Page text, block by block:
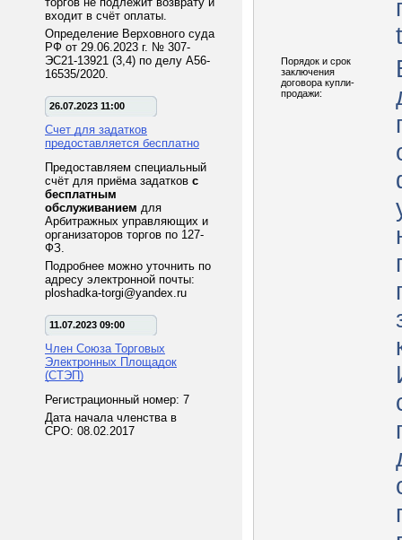
входит в счёт оплаты.
Определение Верховного суда
РФ от 29.06.2023 г. № 307-
ЭС21-13921 (3,4) по делу А56-
16535/2020.
26.07.2023 11:00
Счет для задатков
предоставляется бесплатно
Предоставляем специальный
счёт для приёма задатков с
бесплатным
обслуживанием для
Арбитражных управляющих и
организаторов торгов по 127-
ФЗ.
Подробнее можно уточнить по
адресу электронной почты:
ploshadka-torgi@yandex.ru
11.07.2023 09:00
Член Союза Торговых
Электронных Площадок
(СТЭП)
Регистрационный номер: 7
Дата начала членства в
СРО: 08.02.2017
Порядок и срок
заключения
договора купли-
продажи: